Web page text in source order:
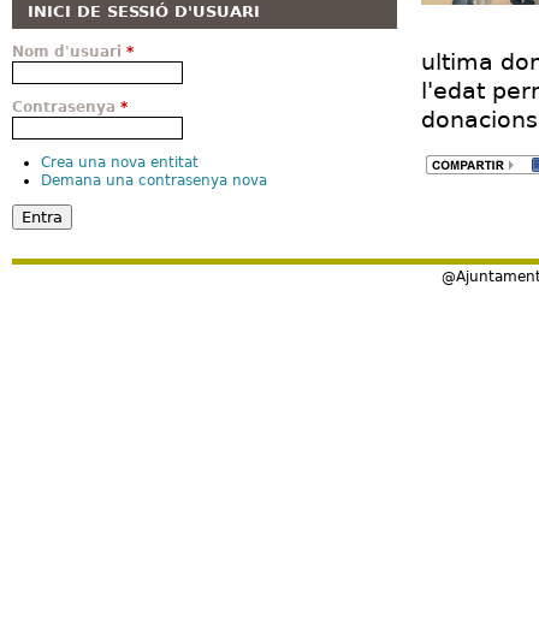
ultima
l'edat
INICI DE SESSIÓ D'USUARI
Nom d'usuari *
Contrasenya *
Crea una nova entitat
Demana una contrasenya nova